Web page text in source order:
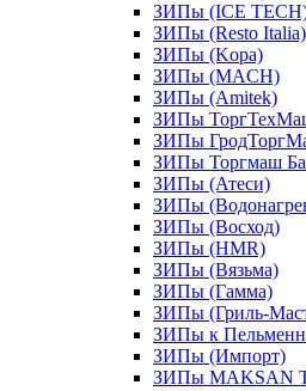
ЗИПы (ICE
ЗИПы (Resto Italia)
ЗИПы (Kopa)
ЗИПы (MACH)
ЗИПы (Amitek)
ЗИПы
ЗИПы
ЗИПы Торгмаш
ЗИПы (Атеси)
ЗИПы
ЗИПы (Восход)
ЗИПы (HMR)
ЗИПы (Вязьма)
ЗИПы (Гамма)
ЗИПы (Гриль-
ЗИПы к
ЗИПы (Импорт)
ЗИПы MAKSAN